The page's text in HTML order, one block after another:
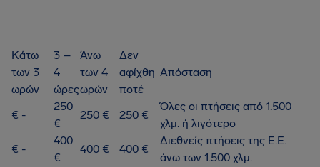
Κάτω
των 3
ωρών
3 –
4
ώρες
Άνω
των 4
ωρών
Δεν
αφίχθη
ποτέ
Απόσταση
€ -
250
€
250 € 250 €
Όλες οι πτήσεις από 1.500
χλμ. ή λιγότερο
€ -
400
€
400 € 400 €
Διεθνείς πτήσεις της Ε.Ε.
άνω των 1.500 χλμ.